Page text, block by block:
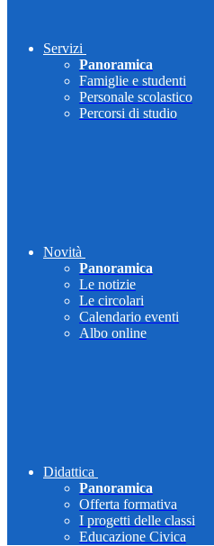
Servizi
Panoramica
Famiglie e studenti
Personale scolastico
Percorsi di studio
Novità
Panoramica
Le notizie
Le circolari
Calendario eventi
Albo online
Didattica
Panoramica
Offerta formativa
I progetti delle classi
Educazione Civica